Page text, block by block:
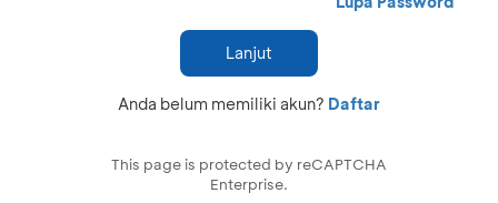
Lanjut
Anda belum memiliki akun? Daftar
This page is protected by reCAPTCHA
Enterprise.